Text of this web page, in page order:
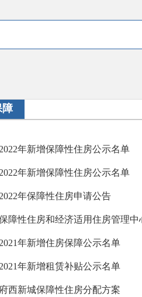
障
年新增保障性住房公示名单
年新增保障性住房公示名单
年保障性住房申请公告
年新增住房保障公示名单
年新增租赁补贴公示名单
西新城保障性住房分配方案